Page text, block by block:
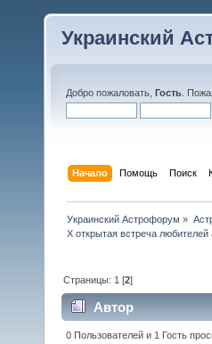
Украинский
Добро пожаловать, Гость .
Начало Помощь Поиск
Украинский Астрофорум »
X открытая встреча
Страницы: 1 [2]
Автор
48597 раз)
0 Пользователей и 1 Гость